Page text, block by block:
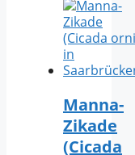
Manna-
Zikade
(Cicada